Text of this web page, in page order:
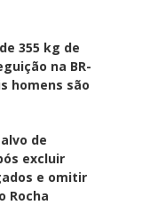
355 kg de
na BR-
homens são
de
excluir
e omitir
Rocha